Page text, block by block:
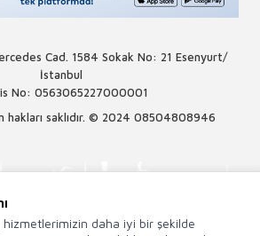
Cad. 1584 Sokak No: 21 Esenyurt/
İstanbul
No: 0563065227000001
hakları saklıdır. © 2024 08504808946
hizmetlerimizin daha iyi bir şekilde